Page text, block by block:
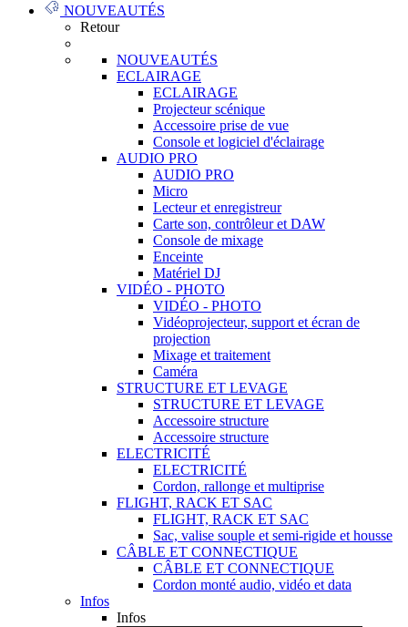
NOUVEAUTÉS
Retour
NOUVEAUTÉS
ECLAIRAGE
ECLAIRAGE
Projecteur scénique
Accessoire prise de vue
Console et logiciel d'éclairage
AUDIO PRO
AUDIO PRO
Micro
Lecteur et enregistreur
Carte son, contrôleur et DAW
Console de mixage
Enceinte
Matériel DJ
VIDÉO - PHOTO
VIDÉO - PHOTO
Vidéoprojecteur, support et écran de
projection
Mixage et traitement
Caméra
STRUCTURE ET LEVAGE
STRUCTURE ET LEVAGE
Accessoire structure
Accessoire structure
ELECTRICITÉ
ELECTRICITÉ
Cordon, rallonge et multiprise
FLIGHT, RACK ET SAC
FLIGHT, RACK ET SAC
Sac, valise souple et semi-rigide et housse
CÂBLE ET CONNECTIQUE
CÂBLE ET CONNECTIQUE
Cordon monté audio, vidéo et data
Infos
Infos